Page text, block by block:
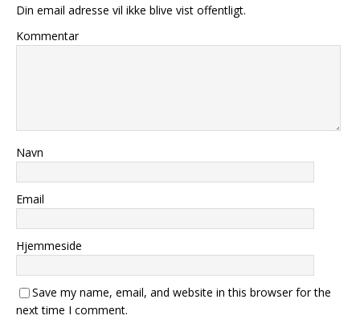
Din email adresse vil ikke blive vist offentligt.
Kommentar
Navn
Email
Hjemmeside
Save my name, email, and website in this browser for the
next time I comment.